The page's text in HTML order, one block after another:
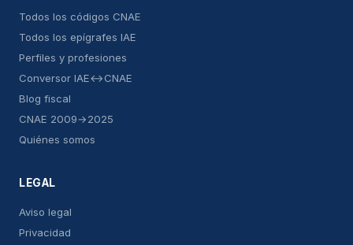
Todos los códigos CNAE
Todos los epígrafes IAE
Perfiles y profesiones
Conversor IAE↔CNAE
Blog fiscal
CNAE 2009→2025
Quiénes somos
LEGAL
Aviso legal
Privacidad